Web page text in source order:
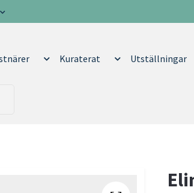
Kuraterat Utställningar